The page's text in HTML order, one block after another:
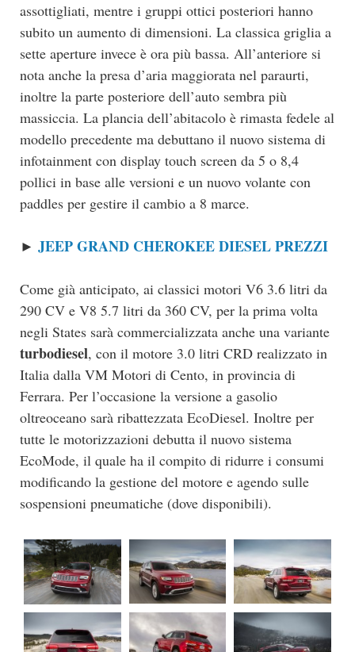
assottigliati, mentre i gruppi ottici posteriori hanno
subito un aumento di dimensioni. La classica griglia a
sette aperture invece è ora più bassa. All’anteriore si
nota anche la presa d’aria maggiorata nel paraurti,
inoltre la parte posteriore dell’auto sembra più
massiccia. La plancia dell’abitacolo è rimasta fedele al
modello precedente ma debuttano il nuovo sistema di
infotainment con display touch screen da 5 o 8,4
pollici in base alle versioni e un nuovo volante con
paddles per gestire il cambio a 8 marce.
► JEEP GRAND CHEROKEE DIESEL PREZZI
Come già anticipato, ai classici motori V6 3.6 litri da
290 CV e V8 5.7 litri da 360 CV, per la prima volta
negli States sarà commercializzata anche una variante
turbodiesel, con il motore 3.0 litri CRD realizzato in
Italia dalla VM Motori di Cento, in provincia di
Ferrara. Per l’occasione la versione a gasolio
oltreoceano sarà ribattezzata EcoDiesel. Inoltre per
tutte le motorizzazioni debutta il nuovo sistema
EcoMode, il quale ha il compito di ridurre i consumi
modificando la gestione del motore e agendo sulle
sospensioni pneumatiche (dove disponibili).